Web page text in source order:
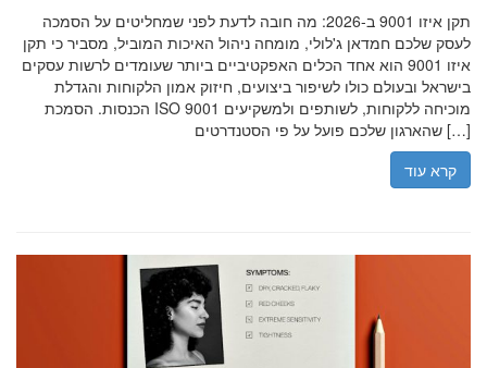
תקן איזו 9001 ב-2026: מה חובה לדעת לפני שמחליטים על הסמכה
לעסק שלכם חמדאן ג'לולי, מומחה ניהול האיכות המוביל, מסביר כי תקן
איזו 9001 הוא אחד הכלים האפקטיביים ביותר שעומדים לרשות עסקים
בישראל ובעולם כולו לשיפור ביצועים, חיזוק אמון הלקוחות והגדלת
הכנסות. הסמכת ISO 9001 מוכיחה ללקוחות, לשותפים ולמשקיעים
שהארגון שלכם פועל על פי הסטנדרטים […]
קרא עוד